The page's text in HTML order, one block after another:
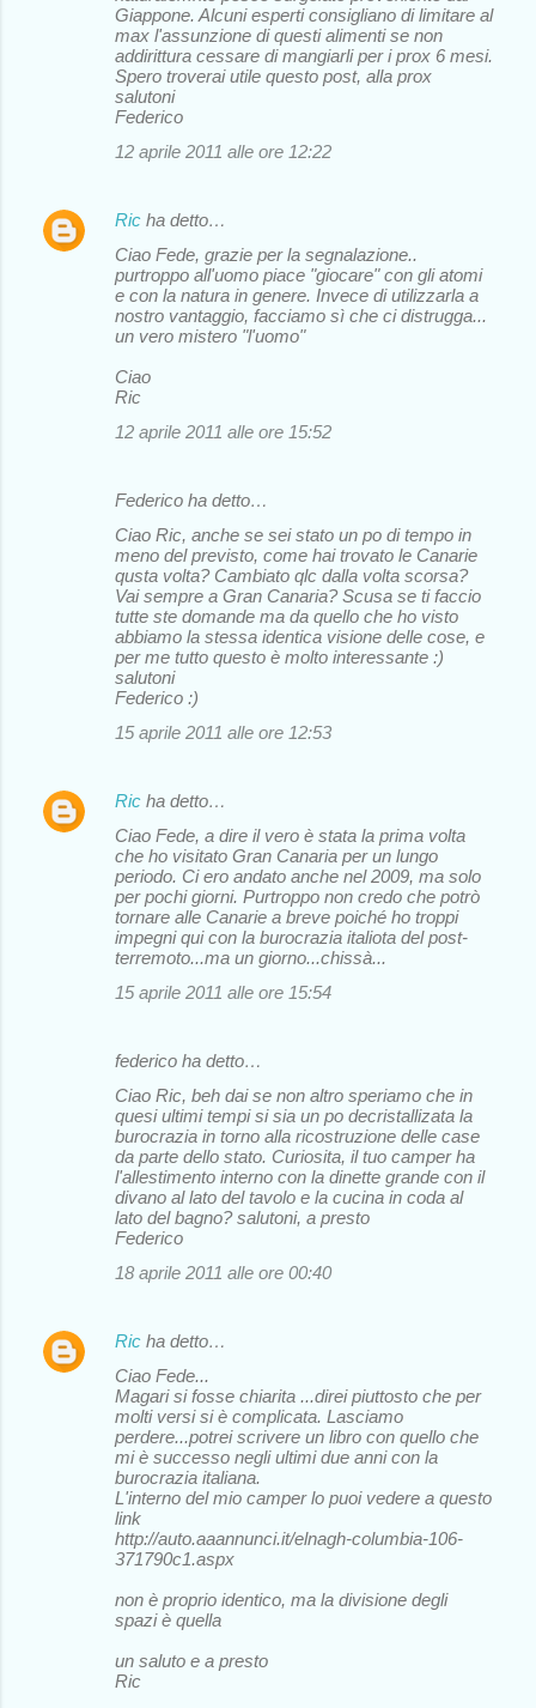
Giappone. Alcuni esperti consigliano di limitare al
max l'assunzione di questi alimenti se non
addirittura cessare di mangiarli per i prox 6 mesi.
Spero troverai utile questo post, alla prox
salutoni
Federico
12 aprile 2011 alle ore 12:22
Ric ha detto…
Ciao Fede, grazie per la segnalazione..
purtroppo all'uomo piace "giocare" con gli atomi
e con la natura in genere. Invece di utilizzarla a
nostro vantaggio, facciamo sì che ci distrugga...
un vero mistero "l'uomo"
Ciao
Ric
12 aprile 2011 alle ore 15:52
Federico ha detto…
Ciao Ric, anche se sei stato un po di tempo in
meno del previsto, come hai trovato le Canarie
qusta volta? Cambiato qlc dalla volta scorsa?
Vai sempre a Gran Canaria? Scusa se ti faccio
tutte ste domande ma da quello che ho visto
abbiamo la stessa identica visione delle cose, e
per me tutto questo è molto interessante :)
salutoni
Federico :)
15 aprile 2011 alle ore 12:53
Ric ha detto…
Ciao Fede, a dire il vero è stata la prima volta
che ho visitato Gran Canaria per un lungo
periodo. Ci ero andato anche nel 2009, ma solo
per pochi giorni. Purtroppo non credo che potrò
tornare alle Canarie a breve poiché ho troppi
impegni qui con la burocrazia italiota del post-
terremoto...ma un giorno...chissà...
15 aprile 2011 alle ore 15:54
federico ha detto…
Ciao Ric, beh dai se non altro speriamo che in
quesi ultimi tempi si sia un po decristallizata la
burocrazia in torno alla ricostruzione delle case
da parte dello stato. Curiosita, il tuo camper ha
l'allestimento interno con la dinette grande con il
divano al lato del tavolo e la cucina in coda al
lato del bagno? salutoni, a presto
Federico
18 aprile 2011 alle ore 00:40
Ric ha detto…
Ciao Fede...
Magari si fosse chiarita ...direi piuttosto che per
molti versi si è complicata. Lasciamo
perdere...potrei scrivere un libro con quello che
mi è successo negli ultimi due anni con la
burocrazia italiana.
L'interno del mio camper lo puoi vedere a questo
link
http://auto.aaannunci.it/elnagh-columbia-106-
371790c1.aspx
non è proprio identico, ma la divisione degli
spazi è quella
un saluto e a presto
Ric